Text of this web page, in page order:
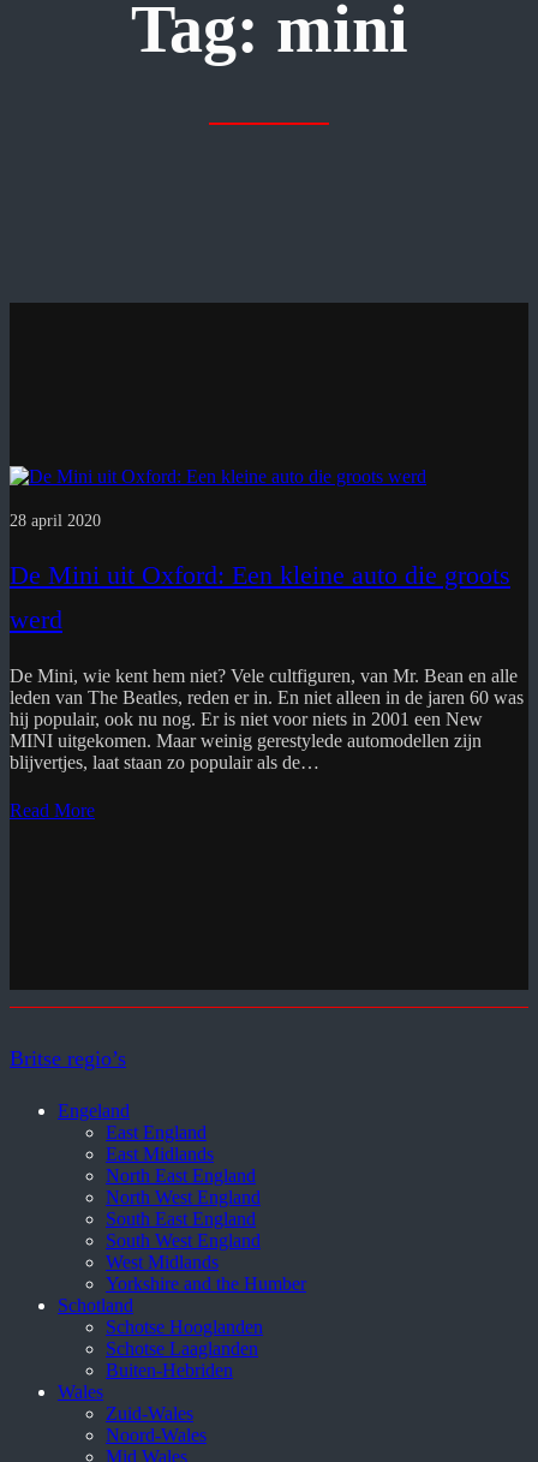
Tag: mini
28 april 2020
De Mini uit Oxford: Een kleine auto die groots
werd
De Mini, wie kent hem niet? Vele cultfiguren, van Mr. Bean en alle
leden van The Beatles, reden er in. En niet alleen in de jaren 60 was
hij populair, ook nu nog. Er is niet voor niets in 2001 een New
MINI uitgekomen. Maar weinig gerestylede automodellen zijn
blijvertjes, laat staan zo populair als de…
Read More
Britse regio’s
Engeland
East England
East Midlands
North East England
North West England
South East England
South West England
West Midlands
Yorkshire and the Humber
Schotland
Schotse Hooglanden
Schotse Laaglanden
Buiten-Hebriden
Wales
Zuid-Wales
Noord-Wales
Mid Wales